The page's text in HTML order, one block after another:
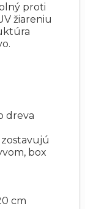
proti
žiareniu
dreva
box
cm